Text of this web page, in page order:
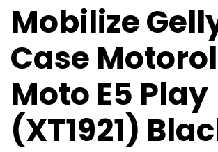
Mobilize
Case
Moto E5 Play
(XT1921)